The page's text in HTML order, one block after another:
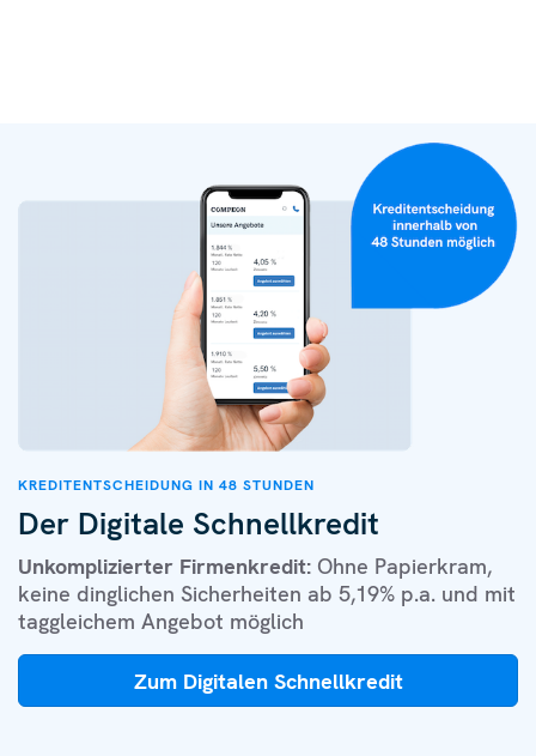
KREDITENTSCHEIDUNG IN 48 STUNDEN
Der Digitale Schnellkredit
Unkomplizierter Firmenkredit: Ohne Papierkram,
keine dinglichen Sicherheiten ab 5,19% p.a. und mit
taggleichem Angebot möglich
Zum Digitalen Schnellkredit